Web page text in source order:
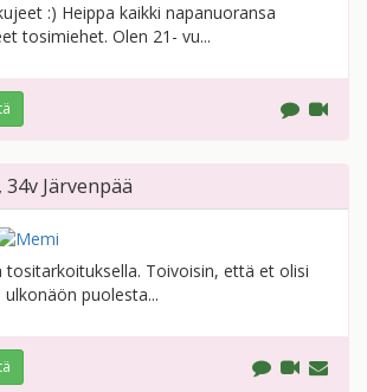
:) Heippa kaikki napanuoransa
tosimiehet. Olen 21- vu...
, 34v Järvenpää
tositarkoituksella. Toivoisin, että et olisi
ulkonäön puolesta...